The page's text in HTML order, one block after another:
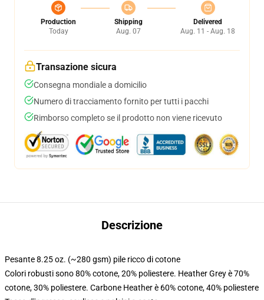
Production
Today
Shipping
Aug. 07
Delivered
Aug. 11 - Aug. 18
Transazione sicura
Consegna mondiale a domicilio
Numero di tracciamento fornito per tutti i pacchi
Rimborso completo se il prodotto non viene ricevuto
Descrizione
Pesante 8.25 oz. (~280 gsm) pile ricco di cotone
Colori robusti sono 80% cotone, 20% poliestere. Heather Grey è 70%
cotone, 30% poliestere. Carbone Heather è 60% cotone, 40% poliestere